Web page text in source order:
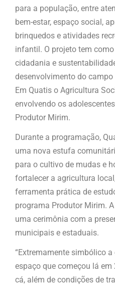
para a população, entre
bem-estar, espaço social,
brinquedos e atividades
infantil. O projeto tem
cidadania e
desenvolvimento do
Em Quatis o Agricultura
envolvendo os
Produtor Mirim.
Durante a programação,
uma nova estufa
para o cultivo de mudas e
fortalecer a agricultura
ferramenta prática de
programa Produtor Mirim.
uma cerimônia com a
municipais e estaduais.
“Extremamente simbólico
espaço que começou lá em
cá, além de condições de